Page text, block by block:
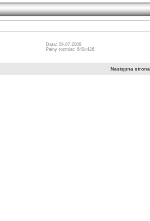
Data: 09.07.2008
Pełny rozmiar: 640x426
Następna strona